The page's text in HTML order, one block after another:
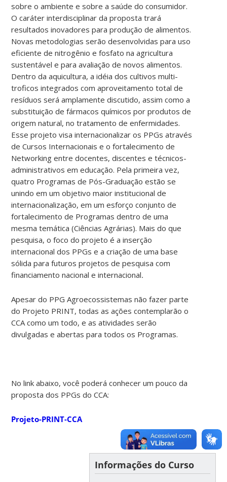
sobre o ambiente e sobre a saúde do consumidor.
O caráter interdisciplinar da proposta trará
resultados inovadores para produção de alimentos.
Novas metodologias serão desenvolvidas para uso
eficiente de nitrogênio e fosfato na agricultura
sustentável e para avaliação de novos alimentos.
Dentro da aquicultura, a idéia dos cultivos multi-
troficos integrados com aproveitamento total de
resíduos será amplamente discutido, assim como a
substituição de fármacos químicos por produtos de
origem natural, no tratamento de enfermidades.
Esse projeto visa internacionalizar os PPGs através
de Cursos Internacionais e o fortalecimento de
Networking entre docentes, discentes e técnicos-
administrativos em educação. Pela primeira vez,
quatro Programas de Pós-Graduação estão se
unindo em um objetivo maior institucional de
internacionalização, em um esforço conjunto de
fortalecimento de Programas dentro de uma
mesma temática (Ciências Agrárias). Mais do que
pesquisa, o foco do projeto é a inserção
internacional dos PPGs e a criação de uma base
sólida para futuros projetos de pesquisa com
financiamento nacional e internacional.
Apesar do PPG Agroecossistemas não fazer parte
do Projeto PRINT, todas as ações contemplarão o
CCA como um todo, e as atividades serão
divulgadas e abertas para todos os Programas.
No link abaixo, você poderá conhecer um pouco da
proposta dos PPGs do CCA:
Projeto-PRINT-CCA
Informações do Curso